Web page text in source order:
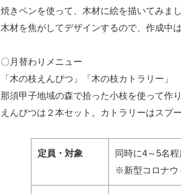
焼きペンを使って、木材に絵を描いてみまし
木材を焦がしてデザインするので、作成中
〇月替わりメニュー
「木の枝えんぴつ」「木の枝カトラリー」
那須甲子地域の森で拾った小枝を使って作り
えんぴつは２本セット。カトラリーはスプ
定員・対象
同時に4～5名程
※新型コロナウ